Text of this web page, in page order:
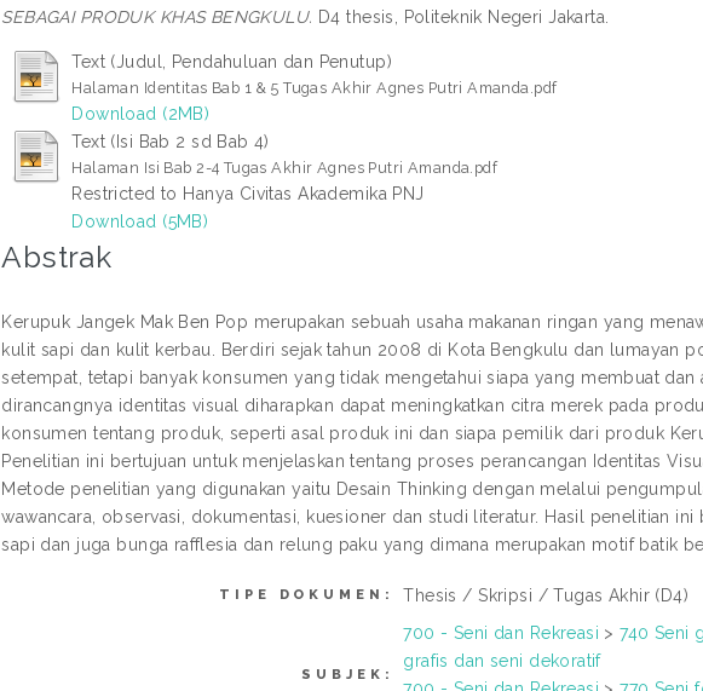
SEBAGAI PRODUK KHAS BENGKULU. D4 thesis, Politeknik Negeri Jakarta.
Text (Judul, Pendahuluan dan Penutup)
Halaman Identitas Bab 1 & 5 Tugas Akhir Agnes Putri Amanda.pdf
Download (2MB)
Text (Isi Bab 2 sd Bab 4)
Halaman Isi Bab 2-4 Tugas Akhir Agnes Putri Amanda.pdf
Restricted to Hanya Civitas Akademika PNJ
Download (5MB)
Abstrak
Kerupuk Jangek Mak Ben Pop merupakan sebuah usaha makanan ringan yang
kulit sapi dan kulit kerbau. Berdiri sejak tahun 2008 di Kota Bengkulu dan lumayan
setempat, tetapi banyak konsumen yang tidak mengetahui siapa yang membuat
dirancangnya identitas visual diharapkan dapat meningkatkan citra merek pada
konsumen tentang produk, seperti asal produk ini dan siapa pemilik dari produk
Penelitian ini bertujuan untuk menjelaskan tentang proses perancangan Identitas
Metode penelitian yang digunakan yaitu Desain Thinking dengan melalui
wawancara, observasi, dokumentasi, kuesioner dan studi literatur. Hasil penelitian ini
sapi dan juga bunga rafflesia dan relung paku yang dimana merupakan motif batik
TIPE DOKUMEN: Thesis / Skripsi / Tugas Akhir (D4)
SUBJEK:
700 - Seni dan Rekreasi >740 Seni
grafis dan seni dekoratif